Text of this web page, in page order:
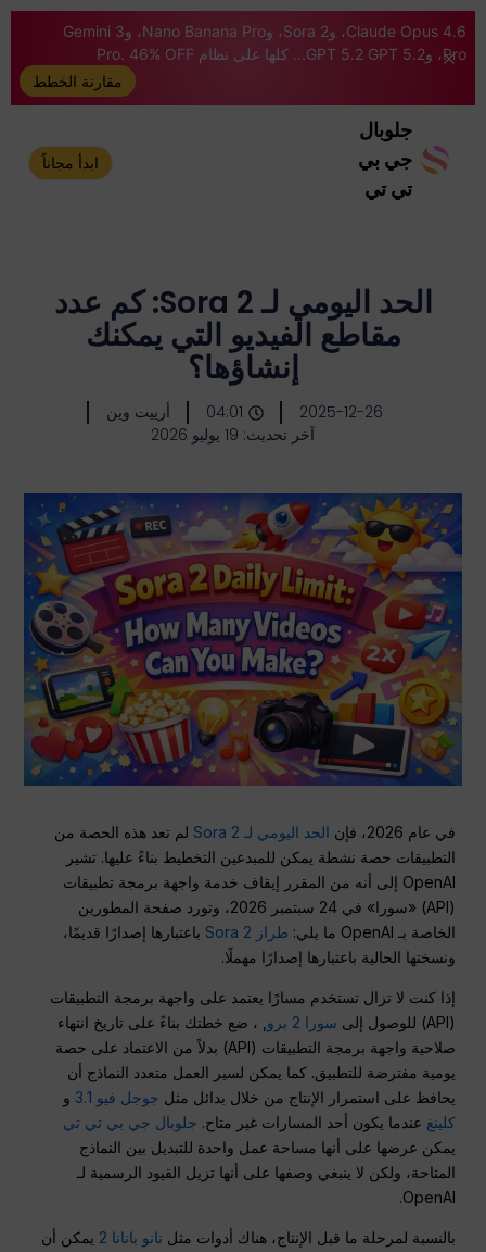
Claude Opus 4.6، وSora 2، وNano Banana Pro، وGemini 3
Pro، وGPT 5.2 GPT 5.2... كلها على نظام Pro. 46% OFF
مقارنة الخطط
جلوبال
جي بي
تي تي
ابدأ مجاناً
الحد اليومي لـ Sora 2: كم عدد
مقاطع الفيديو التي يمكنك
إنشاؤها؟
2025-12-26
04:01
أرييت وين
آخر تحديث: 19 يوليو 2026
في عام 2026، فإن الحد اليومي لـ Sora 2
لم تعد هذه الحصة من
التطبيقات حصة نشطة يمكن للمبدعين التخطيط بناءً عليها. تشير
OpenAI إلى أنه من المقرر إيقاف خدمة واجهة برمجة تطبيقات
(API) «سورا» في 24 سبتمبر 2026، وتورد صفحة المطورين
الخاصة بـ OpenAI ما يلي:
طراز Sora 2
باعتبارها إصدارًا قديمًا،
ونسختها الحالية باعتبارها إصدارًا مهملًا.
إذا كنت لا تزال تستخدم مسارًا يعتمد على واجهة برمجة التطبيقات
(API) للوصول إلى
سورا 2 برو
, ، ضع خطتك بناءً على تاريخ انتهاء
صلاحية واجهة برمجة التطبيقات (API) بدلاً من الاعتماد على حصة
يومية مفترضة للتطبيق. كما يمكن لسير العمل متعدد النماذج أن
يحافظ على استمرار الإنتاج من خلال بدائل مثل جوجل فيو 3.1
و
كلينغ عندما يكون أحد المسارات غير متاح. جلوبال جي بي تي تي
يمكن عرضها على أنها مساحة عمل واحدة للتبديل بين النماذج
المتاحة، ولكن لا ينبغي وصفها على أنها تزيل القيود الرسمية لـ
OpenAI.
بالنسبة لمرحلة ما قبل الإنتاج، هناك أدوات مثل نانو بانانا 2
يمكن أن